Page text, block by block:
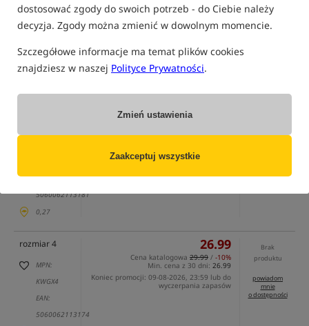
dostosować zgody do swoich potrzeb - do Ciebie należy
decyzja. Zgody można zmienić w dowolnym momencie.
Szczegółowe informacje ma temat plików cookies
znajdziesz w naszej Polityce Prywatności.
Zmień ustawienia
Zaakceptuj wszystkie
tylko produkty na "naszym magazynie"
(część opcji mogła zostać ukryta przez wybrany sposób filtrowania)
EAN:
5060062113181
0,27
Cena katalogowa29.99/-10%
Koniec promocji: 09-08-2026, 23:59 lub do
o dostępności
rozmiar 4
MPN:
KWGX4
EAN:
5060062113174
26.99
Cena katalogowa 29.99 / -10%
Min. cena z 30 dni: 26.99
Koniec promocji: 09-08-2026, 23:59 lub do
wyczerpania zapasów
Brak
produktu
powiadom
mnie
o dostępności